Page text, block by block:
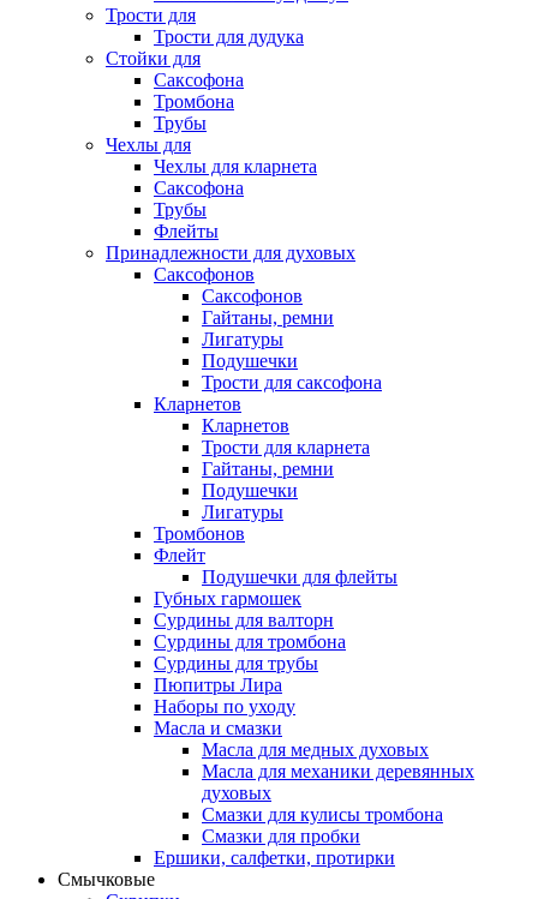
Трости для
Трости для дудука
Стойки для
Саксофона
Тромбона
Трубы
Чехлы для
Чехлы для кларнета
Саксофона
Трубы
Флейты
Принадлежности для духовых
Саксофонов
Саксофонов
Гайтаны, ремни
Лигатуры
Подушечки
Трости для саксофона
Кларнетов
Кларнетов
Трости для кларнета
Гайтаны, ремни
Подушечки
Лигатуры
Тромбонов
Флейт
Подушечки для флейты
Губных гармошек
Сурдины для валторн
Сурдины для тромбона
Сурдины для трубы
Пюпитры Лира
Наборы по уходу
Масла и смазки
Масла для медных духовых
Масла для механики деревянных
духовых
Смазки для кулисы тромбона
Смазки для пробки
Ершики, салфетки, протирки
Смычковые